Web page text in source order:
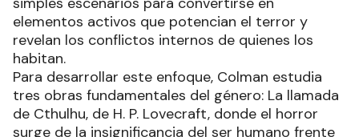
elementos activos que potencian el terror y
revelan los conflictos internos de quienes los
habitan.
Para desarrollar este enfoque, Colman estudia
tres obras fundamentales del género: La llamada
de Cthulhu, de H. P. Lovecraft, donde el horror
surge de la insignificancia del ser humano frente